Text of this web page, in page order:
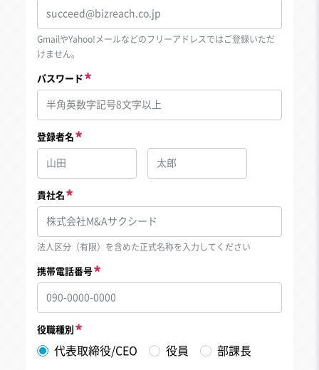
GmailやYahoo!メールなどのフリーアドレスではご登録いただ
けません。
パスワード
登録者名
貴社名
法人区分（有限）を含めた正式名称を入力してください
携帯電話番号
役職種別
代表取締役/CEO 役員 部課長